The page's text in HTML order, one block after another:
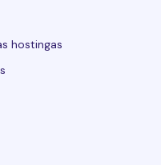
hostingas